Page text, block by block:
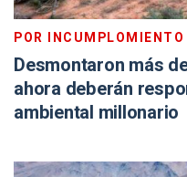
POR INCUMPLOMIENTO
Desmontaron más
ahora deberán
ambiental millonario